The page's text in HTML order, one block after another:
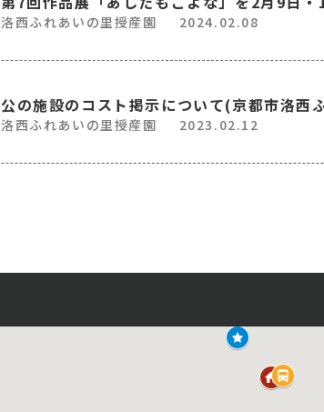
洛西ふれあいの里授産園 2024.02.08
公の施設のコスト掲示について(京都市洛西
洛西ふれあいの里授産園 2023.02.12